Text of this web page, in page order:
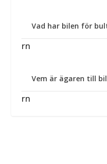
Vad har bilen för
rn
Vem är ägaren till
rn